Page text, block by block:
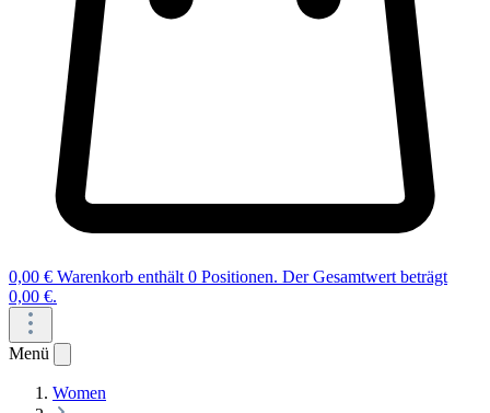
0,00 € Warenkorb enthält 0 Positionen. Der Gesamtwert beträgt
0,00 €.
Menü
Women